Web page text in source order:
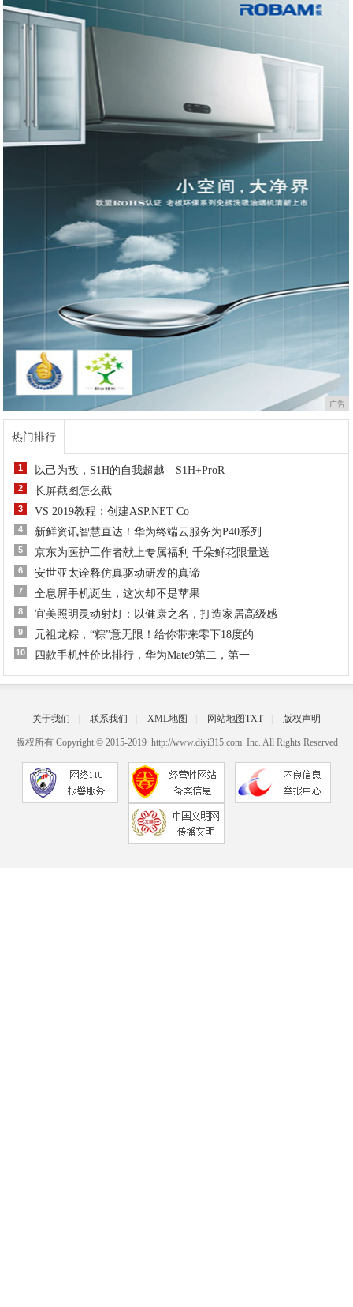
广告
热门排行
1 以己为敌，S1H的自我超越—S1H+ProR
2 长屏截图怎么截
3 VS 2019教程：创建ASP.NET Co
4 新鲜资讯智慧直达！华为终端云服务为P40系列
5 京东为医护工作者献上专属福利 千朵鲜花限量送
6 安世亚太诠释仿真驱动研发的真谛
7 全息屏手机诞生，这次却不是苹果
8 宜美照明灵动射灯：以健康之名，打造家居高级感
9 元祖龙粽，“粽”意无限！给你带来零下18度的
10 四款手机性价比排行，华为Mate9第二，第一
关于我们 联系我们 XML地图 网站地图TXT 版权声明
版权所有 Copyright © 2015-2019 http://www.diyi315.com Inc. All Rights Reserved